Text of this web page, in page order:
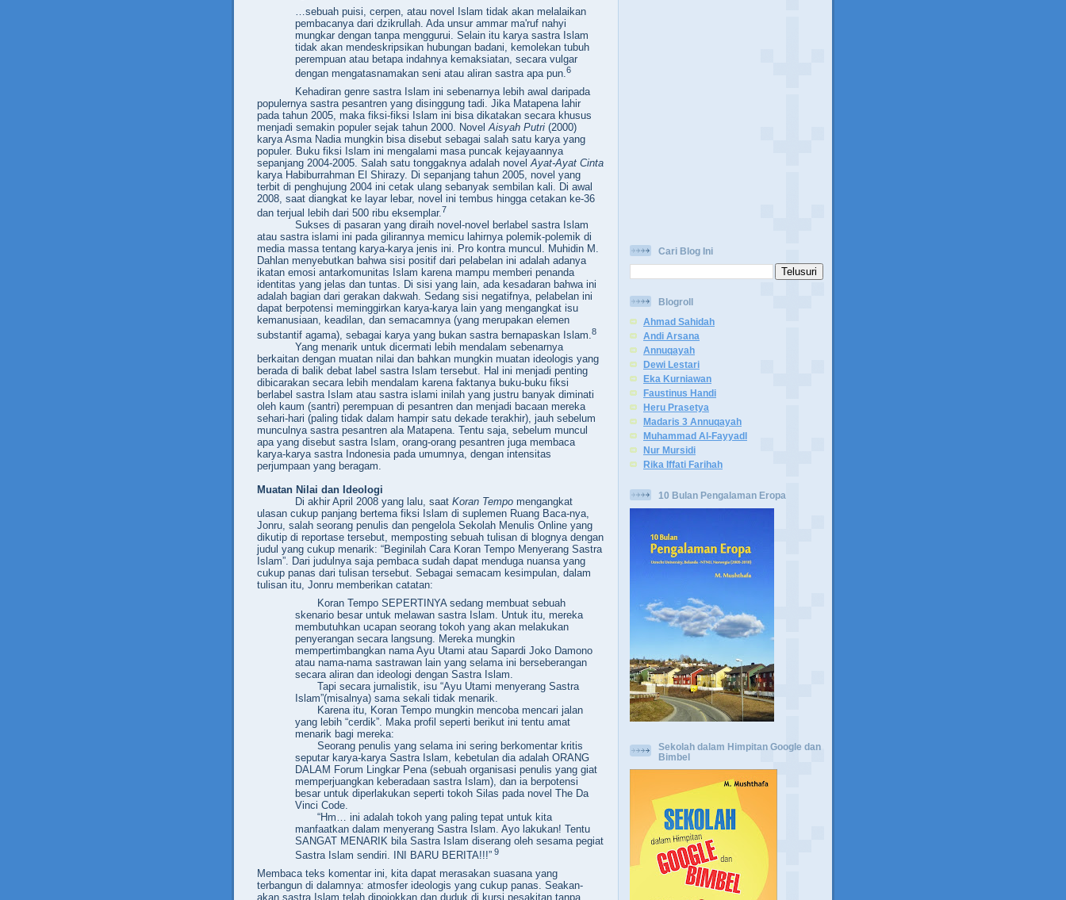
…sebuah puisi, cerpen, atau novel Islam tidak akan melalaikan
pembacanya dari dzikrullah. Ada unsur ammar ma'ruf nahyi
mungkar dengan tanpa menggurui. Selain itu karya sastra Islam
tidak akan mendeskripsikan hubungan badani, kemolekan tubuh
perempuan atau betapa indahnya kemaksiatan, secara vulgar
dengan mengatasnamakan seni atau aliran sastra apa pun. 6
Kehadiran genre sastra Islam ini sebenarnya lebih awal daripada
populernya sastra pesantren yang disinggung tadi. Jika Matapena lahir
pada tahun 2005, maka fiksi-fiksi Islam ini bisa dikatakan secara khusus
menjadi semakin populer sejak tahun 2000. Novel Aisyah Putri (2000)
karya Asma Nadia mungkin bisa disebut sebagai salah satu karya yang
populer. Buku fiksi Islam ini mengalami masa puncak kejayaannya
sepanjang 2004-2005. Salah satu tonggaknya adalah novel Ayat-Ayat Cinta
karya Habiburrahman El Shirazy. Di sepanjang tahun 2005, novel yang
terbit di penghujung 2004 ini cetak ulang sebanyak sembilan kali. Di awal
2008, saat diangkat ke layar lebar, novel ini tembus hingga cetakan ke-36
dan terjual lebih dari 500 ribu eksemplar.7
Sukses di pasaran yang diraih novel-novel berlabel sastra Islam
atau sastra islami ini pada gilirannya memicu lahirnya polemik-polemik di
media massa tentang karya-karya jenis ini. Pro kontra muncul. Muhidin M.
Dahlan menyebutkan bahwa sisi positif dari pelabelan ini adalah adanya
ikatan emosi antarkomunitas Islam karena mampu memberi penanda
identitas yang jelas dan tuntas. Di sisi yang lain, ada kesadaran bahwa ini
adalah bagian dari gerakan dakwah. Sedang sisi negatifnya, pelabelan ini
dapat berpotensi meminggirkan karya-karya lain yang mengangkat isu
kemanusiaan, keadilan, dan semacamnya (yang merupakan elemen
substantif agama), sebagai karya yang bukan sastra bernapaskan Islam. 8
Yang menarik untuk dicermati lebih mendalam sebenarnya
berkaitan dengan muatan nilai dan bahkan mungkin muatan ideologis yang
berada di balik debat label sastra Islam tersebut. Hal ini menjadi penting
dibicarakan secara lebih mendalam karena faktanya buku-buku fiksi
berlabel sastra Islam atau sastra islami inilah yang justru banyak diminati
oleh kaum (santri) perempuan di pesantren dan menjadi bacaan mereka
sehari-hari (paling tidak dalam hampir satu dekade terakhir), jauh sebelum
munculnya sastra pesantren ala Matapena. Tentu saja, sebelum muncul
apa yang disebut sastra Islam, orang-orang pesantren juga membaca
karya-karya sastra Indonesia pada umumnya, dengan intensitas
perjumpaan yang beragam.
Muatan Nilai dan Ideologi
Di akhir April 2008 yang lalu, saat Koran Tempo mengangkat
ulasan cukup panjang bertema fiksi Islam di suplemen Ruang Baca-nya,
Jonru, salah seorang penulis dan pengelola Sekolah Menulis Online yang
dikutip di reportase tersebut, memposting sebuah tulisan di blognya dengan
judul yang cukup menarik: “Beginilah Cara Koran Tempo Menyerang Sastra
Islam”. Dari judulnya saja pembaca sudah dapat menduga nuansa yang
cukup panas dari tulisan tersebut. Sebagai semacam kesimpulan, dalam
tulisan itu, Jonru memberikan catatan:
Koran Tempo SEPERTINYA sedang membuat sebuah
skenario besar untuk melawan sastra Islam. Untuk itu, mereka
membutuhkan ucapan seorang tokoh yang akan melakukan
penyerangan secara langsung. Mereka mungkin
mempertimbangkan nama Ayu Utami atau Sapardi Joko Damono
atau nama-nama sastrawan lain yang selama ini berseberangan
secara aliran dan ideologi dengan Sastra Islam.
Tapi secara jurnalistik, isu “Ayu Utami menyerang Sastra
Islam”(misalnya) sama sekali tidak menarik.
Karena itu, Koran Tempo mungkin mencoba mencari jalan
yang lebih “cerdik”. Maka profil seperti berikut ini tentu amat
menarik bagi mereka:
Seorang penulis yang selama ini sering berkomentar kritis
seputar karya-karya Sastra Islam, kebetulan dia adalah ORANG
DALAM Forum Lingkar Pena (sebuah organisasi penulis yang giat
memperjuangkan keberadaan sastra Islam), dan ia berpotensi
besar untuk diperlakukan seperti tokoh Silas pada novel The Da
Vinci Code.
“Hm… ini adalah tokoh yang paling tepat untuk kita
manfaatkan dalam menyerang Sastra Islam. Ayo lakukan! Tentu
SANGAT MENARIK bila Sastra Islam diserang oleh sesama pegiat
Sastra Islam sendiri. INI BARU BERITA!!!” 9
Membaca teks komentar ini, kita dapat merasakan suasana yang
terbangun di dalamnya: atmosfer ideologis yang cukup panas. Seakan-
akan sastra Islam telah dipojokkan dan duduk di kursi pesakitan tanpa
Cari Blog Ini
Blogroll
Ahmad Sahidah
Andi Arsana
Annuqayah
Dewi Lestari
Eka Kurniawan
Faustinus Handi
Heru Prasetya
Madaris 3 Annuqayah
Muhammad Al-Fayyadl
Nur Mursidi
Rika Iffati Farihah
10 Bulan Pengalaman Eropa
Sekolah dalam Himpitan Google dan
Bimbel